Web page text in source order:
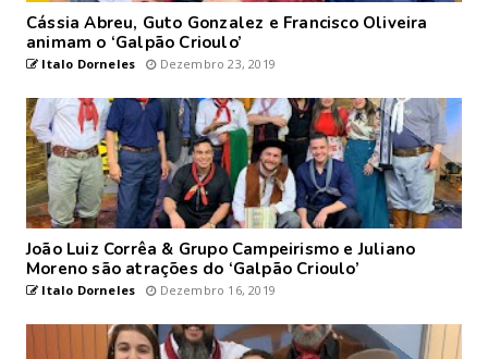
Cássia Abreu, Guto Gonzalez e Francisco Oliveira
animam o ‘Galpão Crioulo’
Italo Dorneles Dezembro 23, 2019
João Luiz Corrêa & Grupo Campeirismo e Juliano
Moreno são atrações do ‘Galpão Crioulo’
Italo Dorneles Dezembro 16, 2019